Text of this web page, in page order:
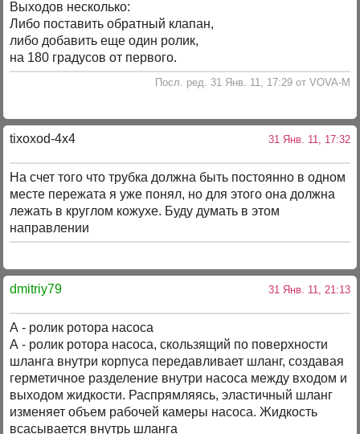
Выходов несколько:
Либо поставить обратный клапан,
либо добавить еще один ролик,
на 180 градусов от первого.
Посл. ред. 31 Янв. 11, 17:29 от VOVA-M
tixoxod-4x4 31 Янв. 11, 17:32
На счет того что трубка должна быть постоянно в одном
месте пережата я уже понял, но для этого она должна
лежать в круглом кожухе. Буду думать в этом
направлении
dmitriy79 31 Янв. 11, 21:13
А - ролик ротора насоса
А - ролик ротора насоса, скользящий по поверхности
шланга внутри корпуса передавливает шланг, создавая
герметичное разделение внутри насоса между входом и
выходом жидкости. Распрямляясь, эластичный шланг
изменяет объем рабочей камеры насоса. Жидкость
всасывается внутрь шланга